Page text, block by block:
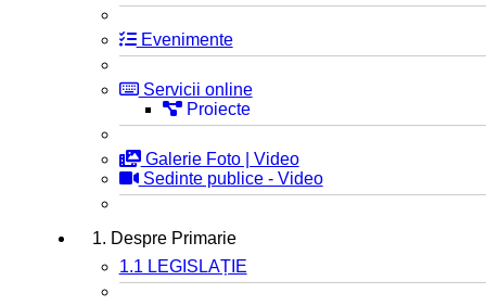
Evenimente
Servicii online
Proiecte
Galerie Foto | Video
Sedinte publice - Video
1. Despre Primarie
1.1 LEGISLAȚIE